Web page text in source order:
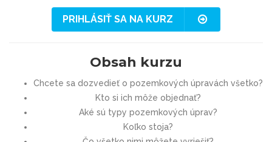
PRIHLÁSIŤ SA NA KURZ
Obsah kurzu
Chcete sa dozvedieť o pozemkových úpravách všetko?
Kto si ich môže objednať?
Aké sú typy pozemkových úprav?
Koľko stoja?